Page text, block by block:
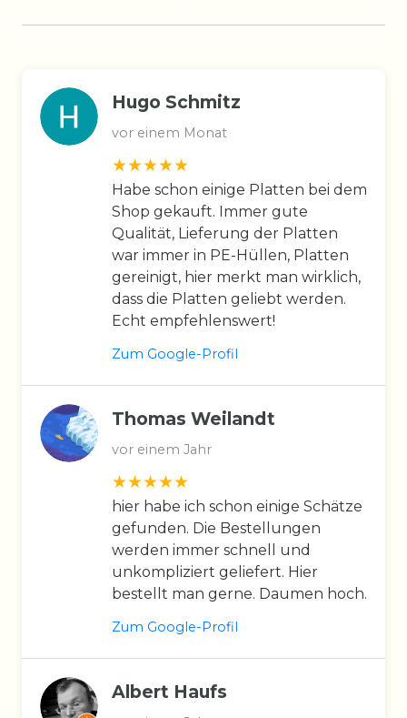
Hugo Schmitz
vor einem Monat
Habe schon einige Platten bei dem
Shop gekauft. Immer gute
Qualität, Lieferung der Platten
war immer in PE-Hüllen, Platten
gereinigt, hier merkt man wirklich,
dass die Platten geliebt werden.
Echt empfehlenswert!
Zum Google-Profil
Thomas Weilandt
vor einem Jahr
hier habe ich schon einige Schätze
gefunden. Die Bestellungen
werden immer schnell und
unkompliziert geliefert. Hier
bestellt man gerne. Daumen hoch.
Zum Google-Profil
Albert Haufs